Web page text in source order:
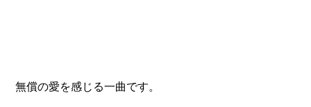
無償の愛を感じる一曲です。